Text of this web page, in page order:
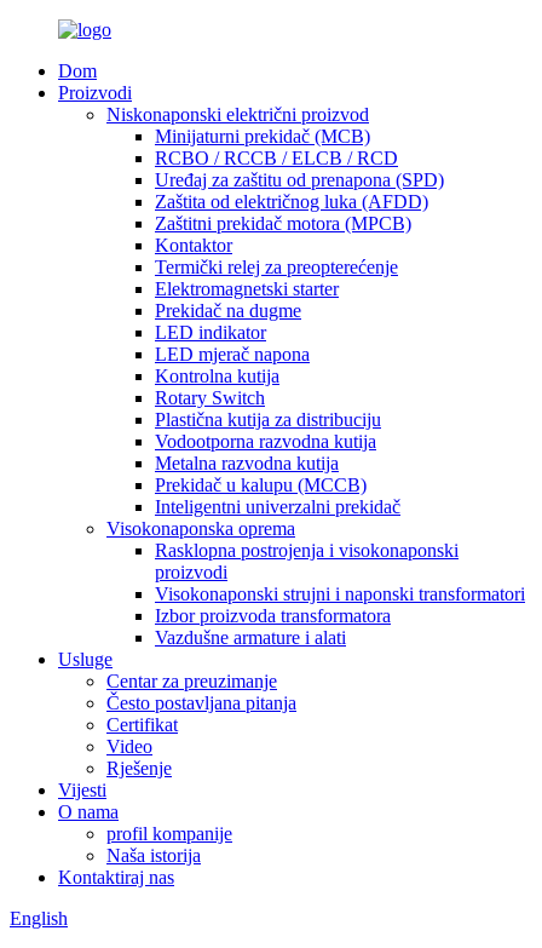
Dom
Proizvodi
Niskonaponski električni proizvod
Minijaturni prekidač (MCB)
RCBO / RCCB / ELCB / RCD
Uređaj za zaštitu od prenapona (SPD)
Zaštita od električnog luka (AFDD)
Zaštitni prekidač motora (MPCB)
Kontaktor
Termički relej za preopterećenje
Elektromagnetski starter
Prekidač na dugme
LED indikator
LED mjerač napona
Kontrolna kutija
Rotary Switch
Plastična kutija za distribuciju
Vodootporna razvodna kutija
Metalna razvodna kutija
Prekidač u kalupu (MCCB)
Inteligentni univerzalni prekidač
Visokonaponska oprema
Rasklopna postrojenja i visokonaponski
proizvodi
Visokonaponski strujni i naponski transformatori
Izbor proizvoda transformatora
Vazdušne armature i alati
Usluge
Centar za preuzimanje
Često postavljana pitanja
Certifikat
Video
Rješenje
Vijesti
O nama
profil kompanije
Naša istorija
Kontaktiraj nas
English